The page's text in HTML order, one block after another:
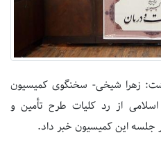
زهرا شیخی- سخنگوی کمیسیون
از رد کلیات طرح تأمین و
جلسه این کمیسیون خبر داد.